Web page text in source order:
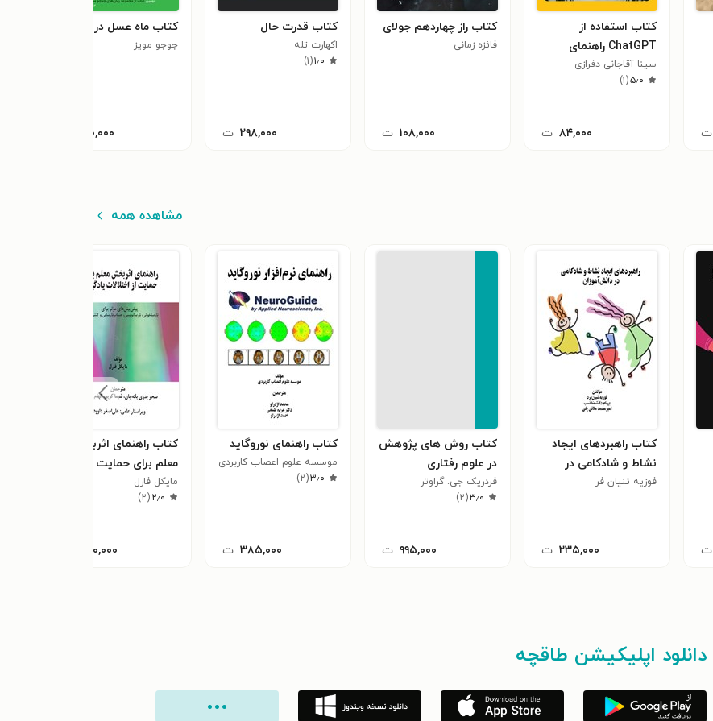
ت
کتاب استفاده از
ChatGPT راهنمای
کاربردی برای معلمان و
دانشجویان تربیت معلم
سینا آقاجانی دفرازی
۵٫۰(۱)
۸۴,۰۰۰ ت
کتاب راز چهاردهم جولای
فائزه زمانی
۱۰۸,۰۰۰ ت
کتاب قدرت حال
اکهارت تله
۱٫۰(۱)
۲۹۸,۰۰۰ ت
کتاب ماه عسل در پاریس
جوجو مویز
۱۲۰,۰۰۰
مشاهده همه
ت
کتاب راهبردهای ایجاد
نشاط و شادکامی در
دانش آموزان
فوزیه تنیان فر
۲۳۵,۰۰۰ ت
کتاب روش های پژوهش
در علوم رفتاری
فردریک جی. گراوتر
۳٫۰(۲)
۹۹۵,۰۰۰ ت
کتاب راهنمای نوروگاید
موسسه علوم اعصاب کاربردی
۳٫۰(۲)
۳۸۵,۰۰۰ ت
کتاب راهنمای اثربخش
معلم برای حمایت از
اختلالات یادگیری
مایکل فارل
۲٫۰(۲)
۲۴۰,۰۰۰
دانلود اپلیکیشن طاقچه